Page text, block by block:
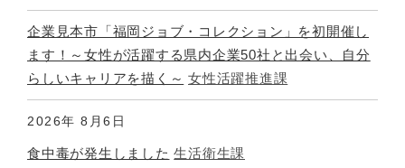
企業見本市「福岡ジョブ・コレクション」を初開催し
ます！～女性が活躍する県内企業50社と出会い、自分
らしいキャリアを描く～ 女性活躍推進課
2026年 8月6日
食中毒が発生しました 生活衛生課